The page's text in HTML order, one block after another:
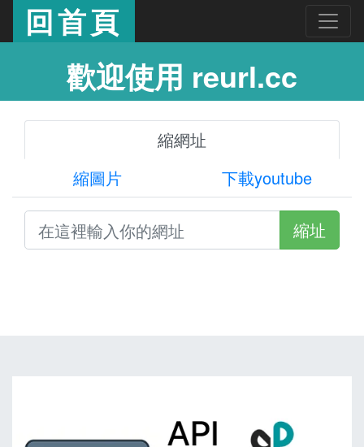
回首頁
歡迎使用 reurl.cc
縮網址
縮圖片
下載youtube
縮址